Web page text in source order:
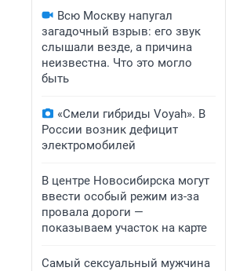
Всю Москву напугал
загадочный взрыв: его звук
слышали везде, а причина
неизвестна. Что это могло
быть
«Смели гибриды Voyah». В
России возник дефицит
электромобилей
В центре Новосибирска могут
ввести особый режим из-за
провала дороги —
показываем участок на карте
Самый сексуальный мужчина